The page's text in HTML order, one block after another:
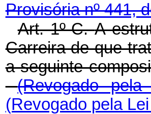
Provisória nº 441,
Art. 1º-C.A
Carreira de que
a seguinte
(Revogado
(Revogado pela